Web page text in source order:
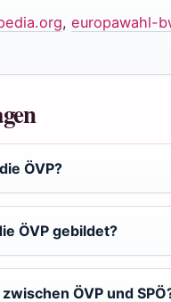
, europawahl-
ÖVP?
ÖVP gebildet?
ÖVP und